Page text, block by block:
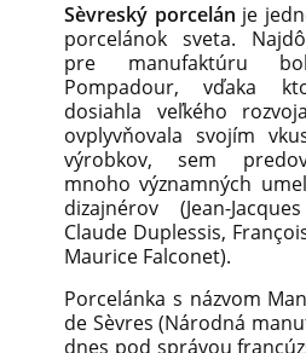
Sèvreský porcelán je
porcelánok sveta.
pre manufaktúru
Pompadour, vďaka
dosiahla veľkého
ovplyvňovala svojím
výrobkov, sem
mnoho významných
dizajnérov (Jean-
Claude Duplessis,
Maurice Falconet).
Porcelánka s názvom
de Sèvres (Národná
dnes pod správou